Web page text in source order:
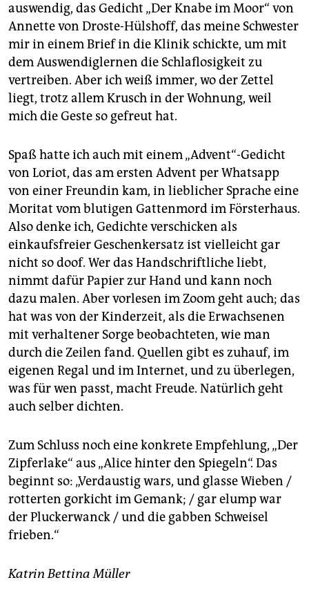
auswendig, das Gedicht „Der Knabe im Moor“ von
Annette von Droste-Hülshoff, das meine Schwester
mir in einem Brief in die Klinik schickte, um mit
dem Auswendiglernen die Schlaflosigkeit zu
vertreiben. Aber ich weiß immer, wo der Zettel
liegt, trotz allem Krusch in der Wohnung, weil
mich die Geste so gefreut hat.
Spaß hatte ich auch mit einem „Advent“-Gedicht
von Loriot, das am ersten Advent per Whatsapp
von einer Freundin kam, in lieblicher Sprache eine
Moritat vom blutigen Gattenmord im Försterhaus.
Also denke ich, Gedichte verschicken als
einkaufsfreier Geschenkersatz ist vielleicht gar
nicht so doof. Wer das Handschriftliche liebt,
nimmt dafür Papier zur Hand und kann noch
dazu malen. Aber vorlesen im Zoom geht auch; das
hat was von der Kinderzeit, als die Erwachsenen
mit verhaltener Sorge beobachteten, wie man
durch die Zeilen fand. Quellen gibt es zuhauf, im
eigenen Regal und im Internet, und zu überlegen,
was für wen passt, macht Freude. Natürlich geht
auch selber dichten.
Zum Schluss noch eine konkrete Empfehlung, „Der
Zipferlake“ aus „Alice hinter den Spiegeln“. Das
beginnt so: „Verdaustig wars, und glasse Wieben /
rotterten gorkicht im Gemank; / gar elump war
der Pluckerwanck / und die gabben Schweisel
frieben.“
Katrin Bettina Müller